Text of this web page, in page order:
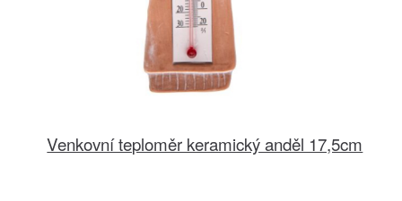
Venkovní teploměr keramický anděl 17,5cm